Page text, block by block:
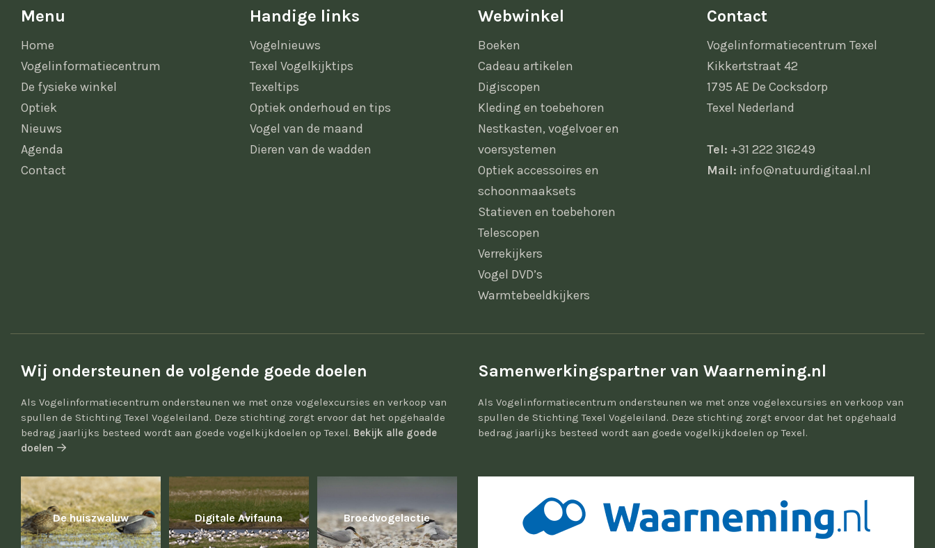
Menu
Home
Vogelinformatiecentrum
De fysieke winkel
Optiek
Nieuws
Agenda
Contact
Handige links
Vogelnieuws
Texel Vogelkijktips
Texeltips
Optiek onderhoud en tips
Vogel van de maand
Dieren van de wadden
Webwinkel
Boeken
Cadeau artikelen
Digiscopen
Kleding en toebehoren
Nestkasten, vogelvoer en
voersystemen
Optiek accessoires en
schoonmaaksets
Statieven en toebehoren
Telescopen
Verrekijkers
Vogel DVD’s
Warmtebeeldkijkers
Contact
Vogelinformatiecentrum Texel
Kikkertstraat 42
1795 AE De Cocksdorp
Texel Nederland
Tel: +31 222 316249
Mail: info@natuurdigitaal.nl
Wij ondersteunen de volgende goede doelen
Als Vogelinformatiecentrum ondersteunen we met onze vogelexcursies en verkoop van
spullen de Stichting Texel Vogeleiland. Deze stichting zorgt ervoor dat het opgehaalde
bedrag jaarlijks besteed wordt aan goede vogelkijkdoelen op Texel. Bekijk alle goede
doelen
De huiszwaluw Digitale Avifauna Broedvogelactie
Samenwerkingspartner van Waarneming.nl
Als Vogelinformatiecentrum ondersteunen we met onze vogelexcursies en verkoop van
spullen de Stichting Texel Vogeleiland. Deze stichting zorgt ervoor dat het opgehaald
bedrag jaarlijks besteed wordt aan goede vogelkijkdoelen op Texel.